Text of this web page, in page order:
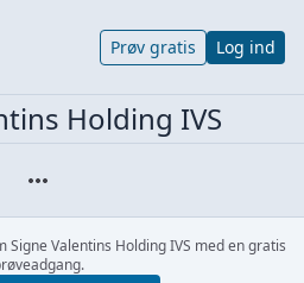
Prøv gratis Log ind
Holding IVS
Signe Valentins Holding IVS med en gratis